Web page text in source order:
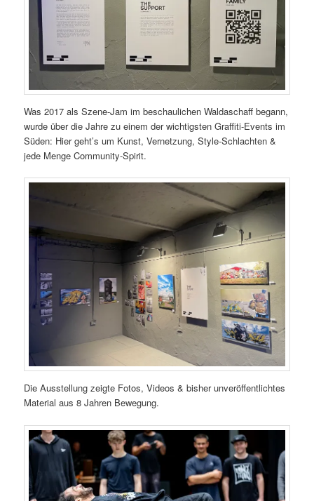
Was 2017 als Szene-Jam im beschaulichen Waldaschaff begann,
wurde über die Jahre zu einem der wichtigsten Graffiti-Events im
Süden: Hier geht’s um Kunst, Vernetzung, Style-Schlachten &
jede Menge Community-Spirit.
Die Ausstellung zeigte Fotos, Videos & bisher unveröffentlichtes
Material aus 8 Jahren Bewegung.